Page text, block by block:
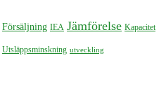
Försäljning IEA Jämförelse Kapacitet
Utsläppsminskning utveckling